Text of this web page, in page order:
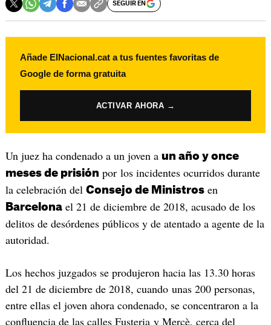
SEGUIR EN
Añade ElNacional.cat a tus fuentes favoritas de
Google de forma gratuita
ACTIVAR AHORA →
Un juez ha condenado a un joven a un año y once
meses de prisión por los incidentes ocurridos durante
la celebración del Consejo de Ministrosen
Barcelonael 21 de diciembre de 2018, acusado de los
delitos de desórdenes públicos y de atentado a agente de la
autoridad.
Los hechos juzgados se produjeron hacia las 13.30 horas
del 21 de diciembre de 2018, cuando unas 200 personas,
entre ellas el joven ahora condenado, se concentraron a la
confluencia de las calles Fusteria y Mercè, cerca del